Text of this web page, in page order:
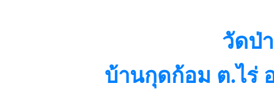
วัดป่
บ้านกุดก้อม ต.ไร่